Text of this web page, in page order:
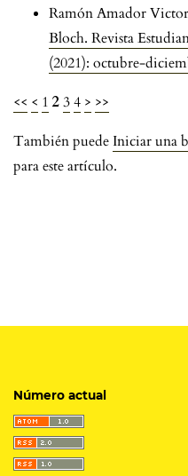
Ramón Amador
Bloch. Revista
(2021): octubre-
<< < 1 234 > >>
También puede Iniciar una
para este artículo.
Número actual